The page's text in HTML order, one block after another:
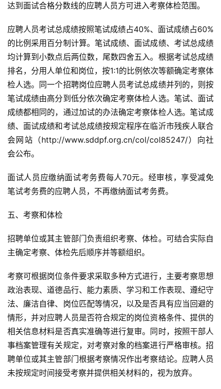
达到面试合格分数线的应聘人员方可进入考察体检范围。
应聘人员考试总成绩按照笔试成绩占40%、面试成绩占60%
的比例采用百分制计算。笔试成绩、面试成绩、考试总成绩
均计算到小数点后两位数，尾数四舍五入。根据考试总成绩
排名，分用人单位和岗位，按1:1的比例依次等额确定考察体
检人选。同一个招聘岗位应聘人员考试总成绩并列的，则按
笔试成绩由高分到低分依次确定考察体检人选。笔试、面试
成绩都相同的，通过加试的办法确定考察体检人选。笔试成
绩、面试成绩和考试总成绩按规定程序在临沂市残疾人联合
会网站（http://www.sddpf.org.cn/col/col85247/）向社
会公布。
面试人员应缴纳面试考务费每人70元。经审核，享受减免
笔试考务费的应聘人员，不再缴纳面试考务费。
五、考察和体检
招聘单位或其主管部门负责组织考察、体检。可结合实际自
主确定考察、体检先后顺序并等额组织。
考察可根据岗位条件要求采取多种方式进行，主要考察思想
政治表现、道德品行、能力素质、学习和工作表现、遵纪守
法、廉洁自律、岗位匹配等情况，以及是否具有应当回避的
情形，并对应聘人员是否符合规定的岗位资格条件、提供的
相关信息材料是否真实准确等进行复审。同时，按照干部人
事档案管理有关规定，对考察对象的档案进行严格审核。招
聘单位或其主管部门根据考察情况作出考察结论。应聘人员
未按规定时间接受考察并提供相关材料的，视为放弃。